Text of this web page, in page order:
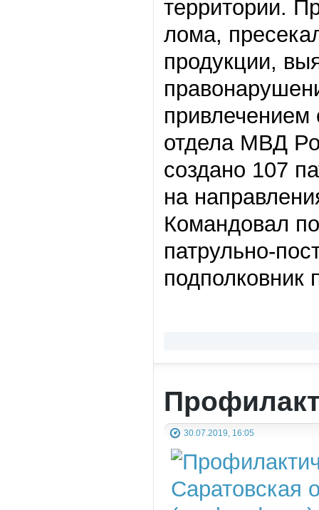
территории.
лома,
продукции,
отдела МВД
создано 107
на
Командовал
патрульно-
подполковник
30.07.2019, 16:05